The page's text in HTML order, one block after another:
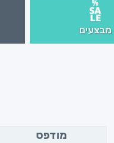
מבצעים
מודפס